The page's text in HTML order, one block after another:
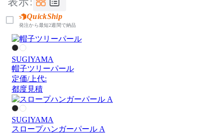
QuickShip
発注から最短2週間で納品
SUGIYAMA
帽子ツリーパール
定価/上代:
都度見積
SUGIYAMA
スロープハンガーパール A